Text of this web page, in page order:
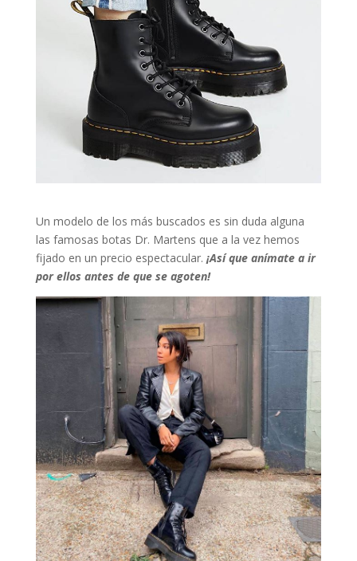
Un modelo de los más buscados es sin duda alguna
las famosas botas Dr. Martens que a la vez hemos
fijado en un precio espectacular. ¡Así que anímate a ir
por ellos antes de que se agoten!